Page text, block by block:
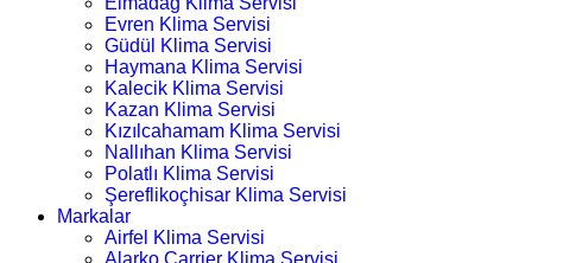
Evren Klima Servisi
Güdül Klima Servisi
Haymana Klima Servisi
Kalecik Klima Servisi
Kazan Klima Servisi
Kızılcahamam Klima Servisi
Nallıhan Klima Servisi
Polatlı Klima Servisi
Şereflikoçhisar Klima Servisi
Markalar
Airfel Klima Servisi
Alarko Carrier Klima Servisi